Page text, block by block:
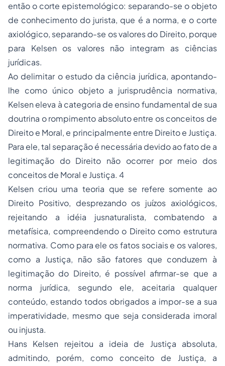
então o corte epistemológico: separando-se o objeto
de conhecimento do jurista, que é a norma, e o corte
axiológico, separando-se os valores do Direito, porque
para Kelsen os valores não integram as ciências
jurídicas.
Ao delimitar o estudo da ciência jurídica, apontando-
lhe como único objeto a jurisprudência normativa,
Kelsen eleva à categoria de ensino fundamental de sua
doutrina o rompimento absoluto entre os conceitos de
Direito e Moral, e principalmente entre Direito e Justiça.
Para ele, tal separação é necessária devido ao fato de a
legitimação do Direito não ocorrer por meio dos
conceitos de Moral e Justiça. 4
Kelsen criou uma teoria que se refere somente ao
Direito Positivo, desprezando os juízos axiológicos,
rejeitando a idéia jusnaturalista, combatendo a
metafísica, compreendendo o Direito como estrutura
normativa. Como para ele os fatos sociais e os valores,
como a Justiça, não são fatores que conduzem à
legitimação do Direito, é possível afirmar-se que a
norma jurídica, segundo ele, aceitaria qualquer
conteúdo, estando todos obrigados a impor-se a sua
imperatividade, mesmo que seja considerada imoral
ou injusta.
Hans Kelsen rejeitou a ideia de Justiça absoluta,
admitindo, porém, como conceito de Justiça, a